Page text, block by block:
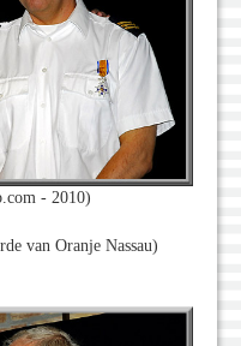
- 2010)
van Oranje Nassau)